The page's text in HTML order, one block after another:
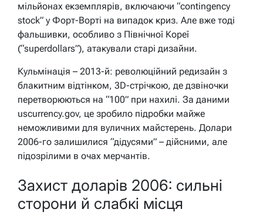
мільйонах екземплярів, включаючи “contingency
stock” у Форт-Ворті на випадок криз. Але вже тоді
фальшивки, особливо з Північної Кореї
(“superdollars”), атакували старі дизайни.
Кульмінація – 2013-й: революційний редизайн з
блакитним відтінком, 3D-стрічкою, де дзвіночки
перетворюються на “100” при нахилі. За даними
uscurrency.gov, це зробило підробки майже
неможливими для вуличних майстерень. Долари
2006-го залишилися “дідусями” – дійсними, але
підозрілими в очах мерчантів.
Захист доларів 2006: сильні
сторони й слабкі місця